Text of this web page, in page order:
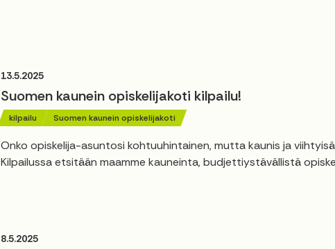
13.5.2025
Suomen kaunein opiskelijakoti kilpailu!
kilpailu Suomen kaunein opiskelijakoti
Onko opiskelija-asuntosi kohtuuhintainen, mutta kaunis ja
Kilpailussa etsitään maamme kauneinta, budjettiystävällistä
8.5.2025